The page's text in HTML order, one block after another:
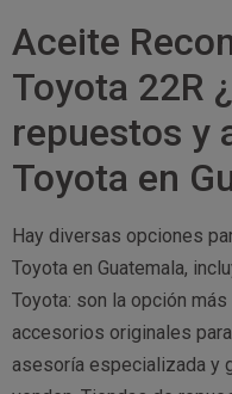
Aceite
Toyota 22R
repuestos y
Toyota en
Hay diversas opciones
Toyota en Guatemala,
Toyota: son la opción
accesorios originales
asesoría especializada y